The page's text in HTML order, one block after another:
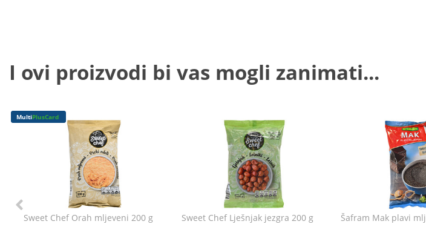
I ovi proizvodi bi vas mogli zanimati...
MultiPlusCard
Sweet Chef Orah mljeveni 200 g Sweet Chef Lješnjak jezgra 200 g Šafram Mak plavi